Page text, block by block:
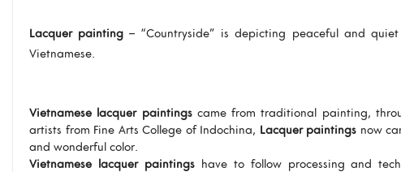
Lacquer painting – “Countryside” is depicting peaceful and
Vietnamese.
Vietnamese lacquer paintingscame from traditional painting,
artists from Fine Arts College of Indochina, Lacquer paintings now
and wonderful color.
Vietnamese lacquer paintingshave to follow processing and